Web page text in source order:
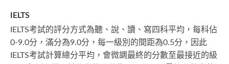
IELTS
IELTS考試的評分方式為聽、說、讀、寫四科平均，每科佔
0-9.0分，滿分為9.0分，每一級別的間距為0.5分，因此
IELTS考試計算總分平均，會微調最終的分數至最接近的級